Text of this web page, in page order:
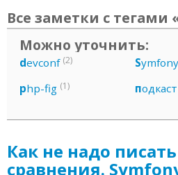
Все заметки с тегами
Можно уточнить:
devconf (2)
php-fig (1)
Symfony
подкаст
Как не надо писать
сравнения.